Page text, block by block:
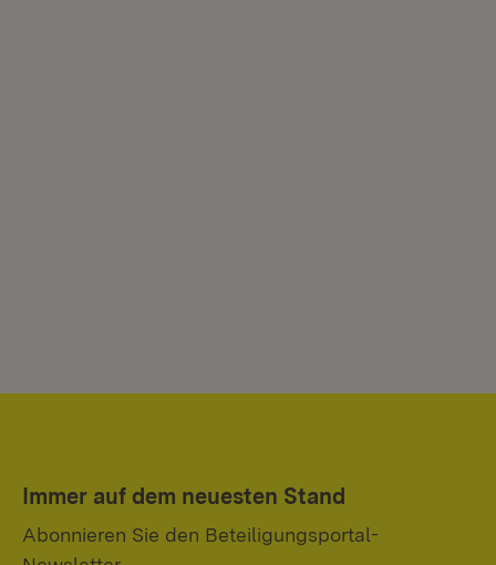
Immer auf dem neuesten Stand
Abonnieren Sie den Beteiligungsportal-